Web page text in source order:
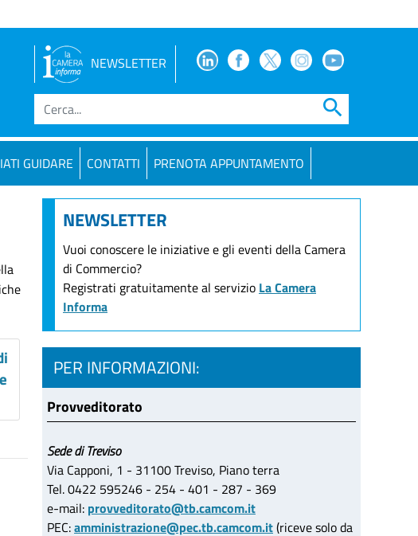
NEWSLETTER FacebookFacebook
TwitterInstagramYoutube
search
GUIDARE CONTATTI PRENOTA APPUNTAMENTO
NEWSLETTER
Vuoi conoscere le iniziative e gli eventi della Camera
di Commercio?
Registrati gratuitamente al servizio La Camera
Informa
PER INFORMAZIONI:
Provveditorato
Sede di Treviso
Via Capponi, 1 - 31100 Treviso, Piano terra
Tel. 0422 595246 - 254 - 401 - 287 - 369
e-mail: provveditorato@tb.camcom.it
PEC:amministrazione@pec.tb.camcom.it(riceve solo da